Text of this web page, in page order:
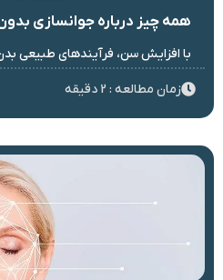
همه چیز درباره جوانسازی
با افزایش سن، فرآیندهای طبیعی
زمان مطالعه : 2 دقیقه